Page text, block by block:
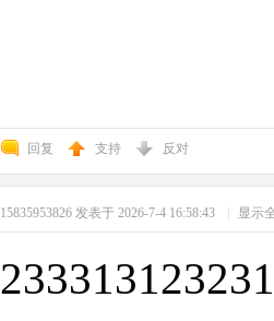
回复 支持 反对
15835953826 发表于 2026-7-4 16:58:43 | 显示